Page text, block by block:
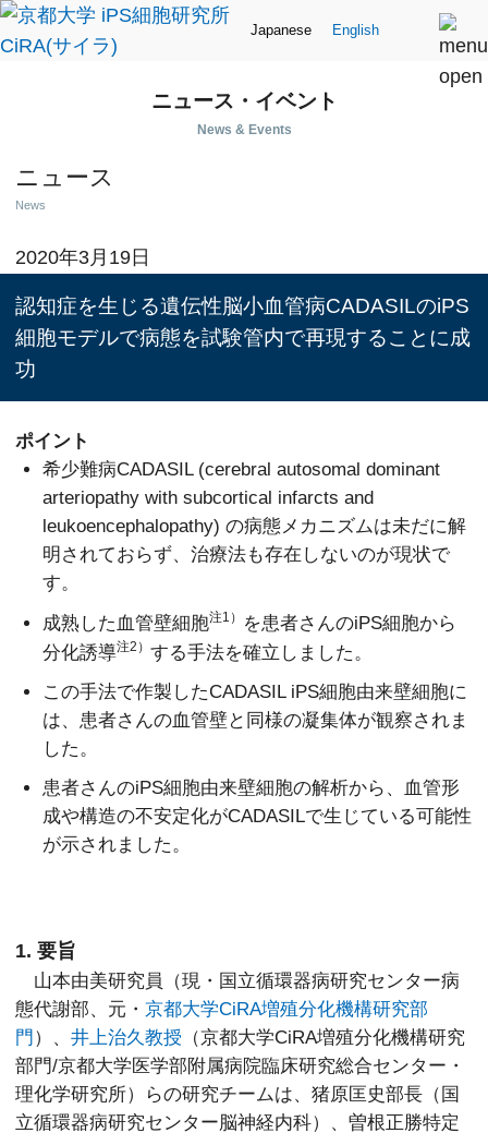
Japanese English
ニュース・イベント
News & Events
ニュース
News
2020年3月19日
認知症を生じる遺伝性脳小血管病CADASILのiPS
細胞モデルで病態を試験管内で再現することに成
功
ポイント
希少難病CADASIL (cerebral autosomal dominant
arteriopathy with subcortical infarcts and
leukoencephalopathy) の病態メカニズムは未だに解
明されておらず、治療法も存在しないのが現状で
す。
成熟した血管壁細胞注1）
を患者さんのiPS細胞から
分化誘導注2）する手法を確立しました。
この手法で作製したCADASIL iPS細胞由来壁細胞に
は、患者さんの血管壁と同様の凝集体が観察されま
した。
患者さんのiPS細胞由来壁細胞の解析から、血管形
成や構造の不安定化がCADASILで生じている可能性
が示されました。
1. 要旨
山本由美研究員（現・国立循環器病研究センター病
態代謝部、元・京都大学CiRA増殖分化機構研究部
門 ）、井上治久教授 （京都大学CiRA増殖分化機構研究
部門/京都大学医学部附属病院臨床研究総合センター・
理化学研究所）らの研究チームは、猪原匡史部長（国
立循環器病研究センター脳神経内科）、曽根正勝特定